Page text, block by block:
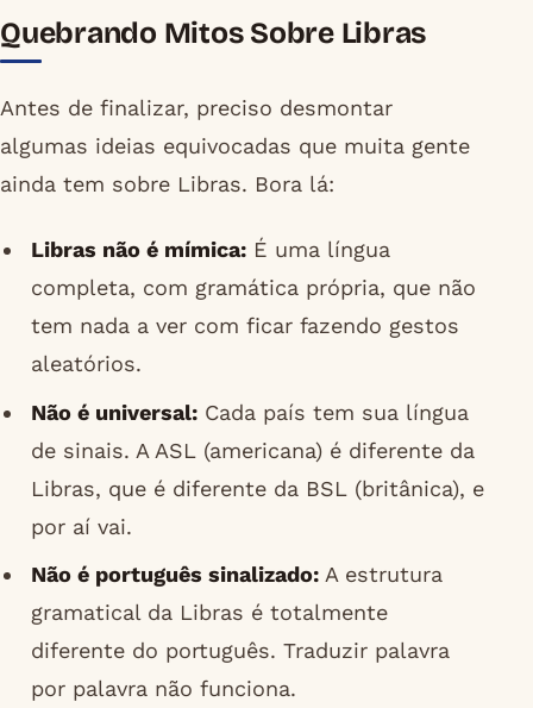
Quebrando Mitos Sobre Libras
Antes de finalizar, preciso desmontar
algumas ideias equivocadas que muita gente
ainda tem sobre Libras. Bora lá:
Libras não é mímica:É uma língua
completa, com gramática própria, que não
tem nada a ver com ficar fazendo gestos
aleatórios.
Não é universal:Cada país tem sua língua
de sinais. A ASL (americana) é diferente da
Libras, que é diferente da BSL (britânica), e
por aí vai.
Não é português sinalizado:A estrutura
gramatical da Libras é totalmente
diferente do português. Traduzir palavra
por palavra não funciona.